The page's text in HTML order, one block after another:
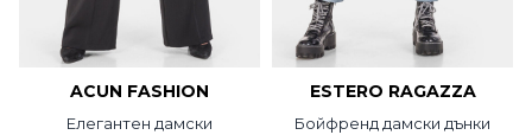
ACUN FASHION
Елегантен дамски
ESTERO RAGAZZA
Бойфренд дамски дънки